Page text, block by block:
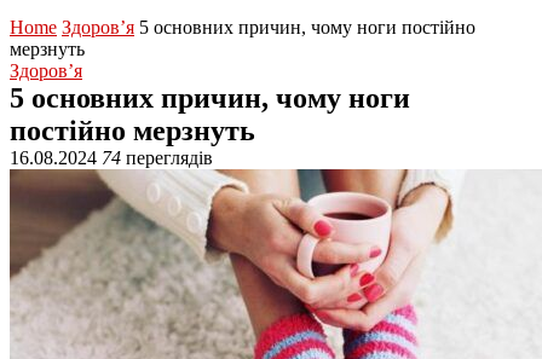
Home Здоров’я 5 основних причин, чому ноги постійно
мерзнуть
Здоров’я
5 основних причин, чому ноги
постійно мерзнуть
16.08.2024 74 переглядів